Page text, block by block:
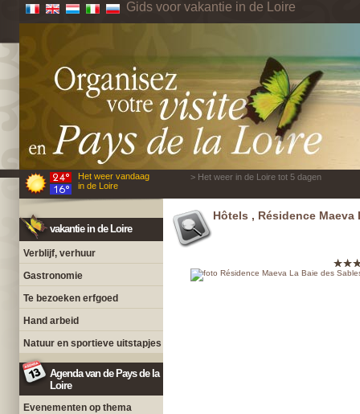
Gids voor vakantie in de Loire
Het weer vandaag
in de Loire
> Het weer in de Loire tot 5 dagen
vakantie in de Loire
Verblijf, verhuur
Gastronomie
Te bezoeken erfgoed
Hand arbeid
Natuur en sportieve uitstapjes
Agenda van de Pays de la
Loire
Evenementen op thema
Hôtels , Résidence Maeva